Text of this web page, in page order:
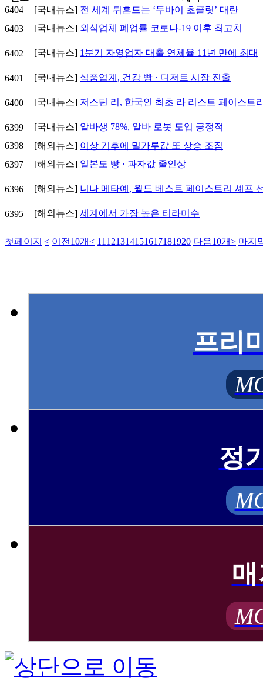
6404
[국내뉴스] 전 세계 뒤흔드는 ‘두바이 초콜릿’ 대란
6403
[국내뉴스] 외식업체 폐업률 코로나-19 이후 최고치
6402 [국내뉴스] 1분기 자영업자 대출 연체율 11년 만에 최대
6401 [국내뉴스] 식품업계, 건강 빵 · 디저트 시장 진출
6400 [국내뉴스] 저스틴 리, 한국인 최초 라 리스트 페이스트
6399 [국내뉴스] 알바생 78%, 알바 로봇 도입 긍정적
6398
[해외뉴스] 이상 기후에 밀가루값 또 상승 조짐
6397
[해외뉴스] 일본도 빵 · 과자값 줄인상
6396 [해외뉴스] 니나 메타예, 월드 베스트 페이스트리 셰프
6395 [해외뉴스] 세계에서 가장 높은 티라미수
첫페이지 |< 이전10개< 11 121314151617181920 다음10개> 마지
프리
정